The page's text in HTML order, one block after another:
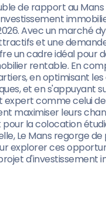
de rapport au
Avec un marché
et une
un cadre idéal pour
rentable. En
en optimisant
et en s'appuyant
comme celui de
maximiser leurs
pour la colocation
Le Mans regorge de
explorer ces
d'investissement